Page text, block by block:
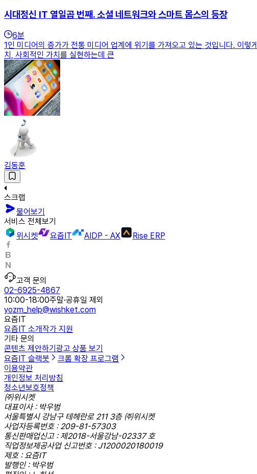
시대정신 IT 열일곱 번째. 소셜 네트워크와 스마트 몹스의 등장
6분
1인 미디어의 증가가 전통 미디어 업계에 위기를 가져오고 있는 것입니다. 이
치, 사회적인 가치를 실현하는데 큰
김동훈
스크랩
물어보기
서비스 전체보기
위시켓
요즘IT AIDP - AX Rise ERP
고객 문의
02-6925-4867
10:00-18:00주말·공휴일 제외
yozm_help@wishket.com
요즘IT
요즘IT 소개작가 지원
기타 문의
콘텐츠 제안하기 광고 상품 보기
요즘IT 슬랙봇
크롬 확장 프로그램
이용약관
개인정보 처리방침
청소년보호정책
㈜위시켓
대표이사 : 박우범
서울특별시 강남구 테헤란로 211 3층 ㈜위시켓
사업자등록번호 : 209-81-57303
통신판매업신고 : 제2018-서울강남-02337 호
직업정보제공사업 신고번호 : J1200020180019
제호 : 요즘IT
발행인 : 박우범